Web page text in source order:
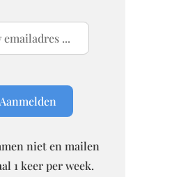
niet en mailen
1 keer per week.